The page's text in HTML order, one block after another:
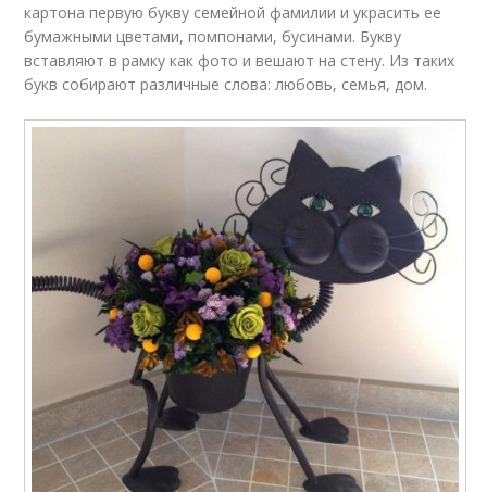
картона первую букву семейной фамилии и украсить ее
бумажными цветами, помпонами, бусинами. Букву
вставляют в рамку как фото и вешают на стену. Из таких
букв собирают различные слова: любовь, семья, дом.